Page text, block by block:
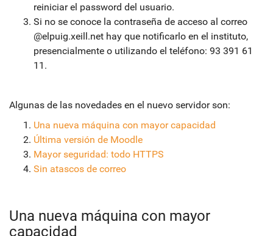
reiniciar el password del usuario.
Si no se conoce la contraseña de acceso al correo
@elpuig.xeill.net hay que notificarlo en el instituto,
presencialmente o utilizando el teléfono: 93 391 61
11.
Algunas de las novedades en el nuevo servidor son:
Una nueva máquina con mayor capacidad
Última versión de Moodle
Mayor seguridad: todo HTTPS
Sin atascos de correo
Una nueva máquina con mayor
capacidad